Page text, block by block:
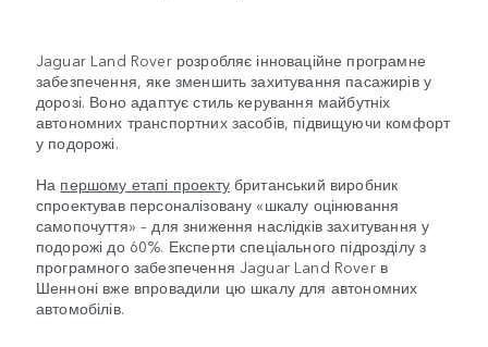
Jaguar Land Rover розробляє інноваційне програмне
забезпечення, яке зменшить захитування пасажирів у
дорозі. Воно адаптує стиль керування майбутніх
автономних транспортних засобів, підвищуючи комфорт
у подорожі.
На першому етапі проектубританський виробник
спроектував персоналізовану «шкалу оцінювання
самопочуття» – для зниження наслідків захитування у
подорожі до 60%. Експерти спеціального підрозділу з
програмного забезпечення Jaguar Land Rover в
Шенноні вже впровадили цю шкалу для автономних
автомобілів.